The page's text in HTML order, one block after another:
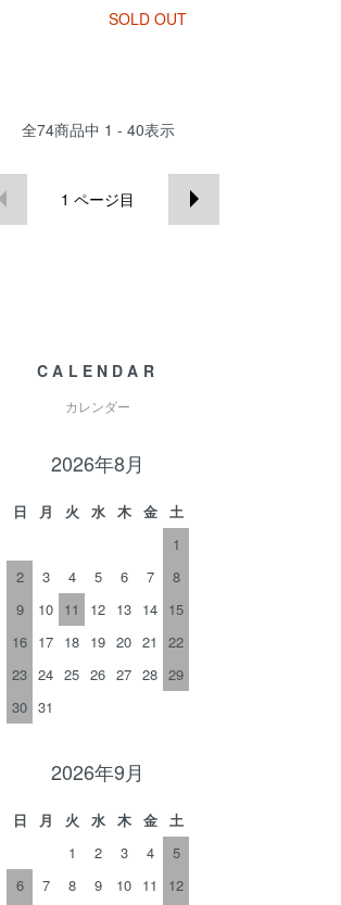
SOLD OUT
全74商品中 1 - 40表示
1 ページ目
CALENDAR
カレンダー
2026年8月
日 月 火 水 木 金
土
1
2
3 4 5 6 7
8
9
10 11 12 13 14 15
16 17 18 19 20 21
22
23 24 25 26 27 28 29
30 31
2026年9月
日 月 火 水 木 金
土
1
2 3 4
5
6
7 8 9 10 11
12